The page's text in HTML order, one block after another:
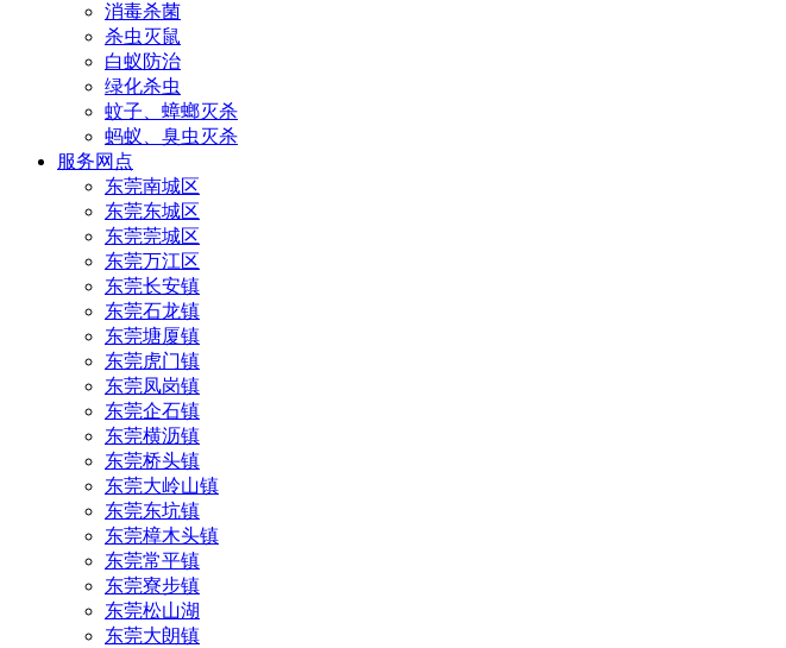
消毒杀菌
杀虫灭鼠
白蚁防治
绿化杀虫
蚊子、蟑螂灭杀
蚂蚁、臭虫灭杀
服务网点
东莞南城区
东莞东城区
东莞莞城区
东莞万江区
东莞长安镇
东莞石龙镇
东莞塘厦镇
东莞虎门镇
东莞凤岗镇
东莞企石镇
东莞横沥镇
东莞桥头镇
东莞大岭山镇
东莞东坑镇
东莞樟木头镇
东莞常平镇
东莞寮步镇
东莞松山湖
东莞大朗镇